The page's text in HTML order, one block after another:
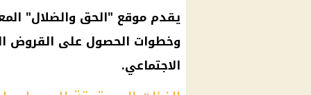
يقدم موقع "الحق والضلال"
وخطوات الحصول على القروض
الاجتماعي.